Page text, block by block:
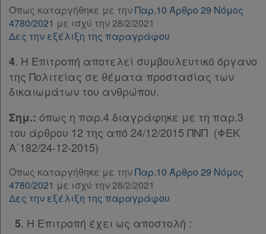
Παροχές
σε
συνδρομητές
Ενεργοί
συνδρομητές
Τα
αγαπημένα
μου
Άρθρο 17
[-]
Παρ.1
Παρ.2
Παρ.3
Άρθρο 18 [-]
Παρ.1
Παρ.3
Παρ.4
ΚΕΦΑΛΑΙΟ Γ΄
Άρθρο 19
Υπογραφές
Όπως καταργήθηκε με τηνΠαρ.10 Άρθρο 29 Νόμος
4780/2021 με ισχύ την 28/2/2021
Δες την εξέλιξη της παραγράφου
4. Η Επιτροπή αποτελεί συμβουλευτικό όργανο
της Πολιτείας σε θέματα προστασίας των
δικαιωμάτων του ανθρώπου.
Σημ.: όπως η παρ.4 διαγράφηκε με τη παρ.3
του άρθρου 12 της από 24/12/2015 ΠΝΠ (ΦΕΚ
Α΄182/24-12-2015)
Όπως καταργήθηκε με τηνΠαρ.10 Άρθρο 29 Νόμος
4780/2021 με ισχύ την 28/2/2021
Δες την εξέλιξη της παραγράφου
5. Η Επιτροπή έχει ως αποστολή :